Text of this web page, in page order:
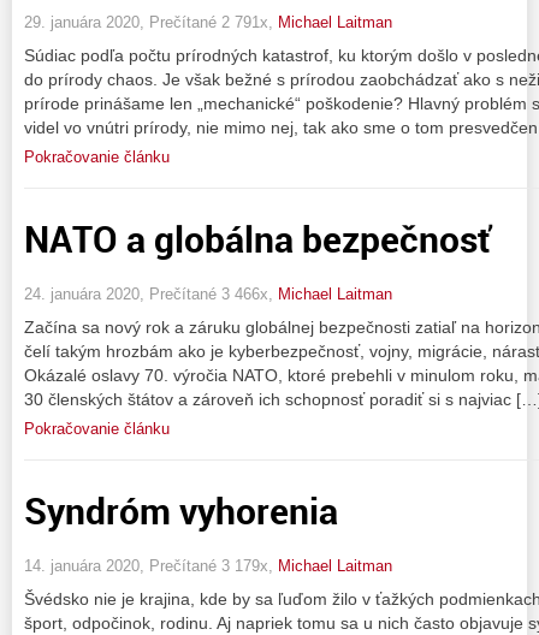
29. januára 2020, Prečítané 2 791x, Michael Laitman
Súdiac podľa počtu prírodných katastrof, ku ktorým došlo v
do prírody chaos. Je však bežné s prírodou zaobchádzať ako s
prírode prinášame len „mechanické“ poškodenie? Hlavný
videl vo vnútri prírody, nie mimo nej, tak ako sme o tom
Pokračovanie článku
NATO a globálna bezpečnosť
24. januára 2020, Prečítané 3 466x, Michael Laitman
Začína sa nový rok a záruku globálnej bezpečnosti zatiaľ na
čelí takým hrozbám ako je kyberbezpečnosť, vojny, migrácie,
Okázalé oslavy 70. výročia NATO, ktoré prebehli v minulom roku,
30 členských štátov a zároveň ich schopnosť poradiť si s najviac
Pokračovanie článku
Syndróm vyhorenia
14. januára 2020, Prečítané 3 179x, Michael Laitman
Švédsko nie je krajina, kde by sa ľuďom žilo v ťažkých
šport, odpočinok, rodinu. Aj napriek tomu sa u nich často objavuje